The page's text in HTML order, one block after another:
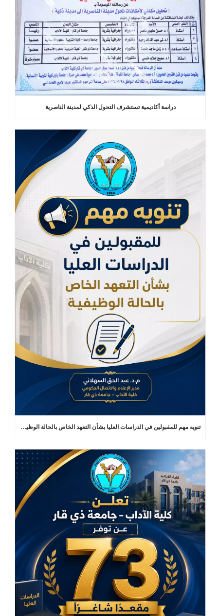
دراسة أكاديمية تستشرف التحول الذكي لمدينة الناصرية
تنويه مهم للمقبولين في الدراسات العليا بشأن التعهد الخاص بالحالة الوظيفية